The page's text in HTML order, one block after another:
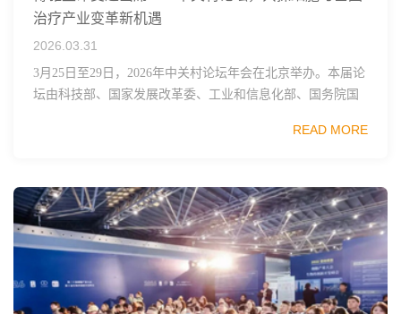
治疗产业变革新机遇
2026.03.31
3月25日至29日，2026年中关村论坛年会在北京举办。本届论
坛由科技部、国家发展改革委、工业和信息化部、国务院国
READ MORE